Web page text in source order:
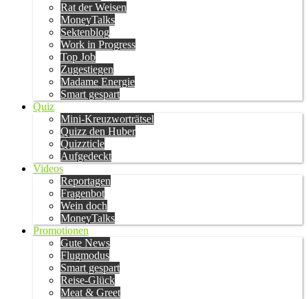
Rat der Weisen
MoneyTalks
Sektenblog
Work in Progress
Top Job
Zugestiegen
Madame Energie
Smart gespart
Quiz
Mini-Kreuzworträtsel
Quizz den Huber
Quizzticle
Aufgedeckt
Videos
Reportagen
Fragenbot
Wein doch
MoneyTalks
Promotionen
Gute News
Flugmodus
Smart gespart
Reise-Glück
Meat & Greet